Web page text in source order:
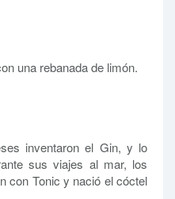
una rebanada de limón.
inventaron el Gin, y lo
sus viajes al mar, los
con Tonic y nació el cóctel